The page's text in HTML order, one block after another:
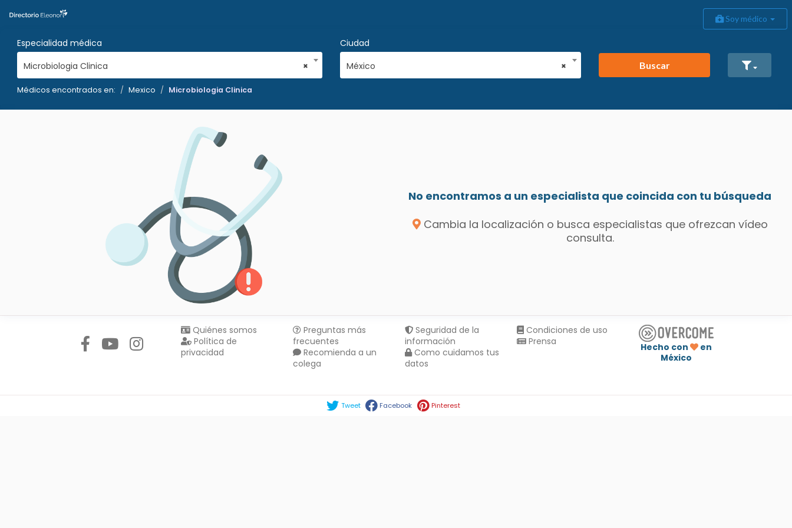
Soy médico
Especialidad médica
×
Microbiologia Clinica
Ciudad
×
México Buscar
Médicos encontrados en: Mexico Microbiologia Clinica
No encontramos a un especialista que coincida con tu búsqueda
Cambia la localización o busca especialistas que ofrezcan vídeo
consulta.
Quiénes somos
Política de
privacidad
Preguntas más
frecuentes
Recomienda a un
colega
Seguridad de la
información
Como cuidamos tus
datos
Condiciones de uso
Prensa
Hecho con
en
México
Tweet Facebook Pinterest